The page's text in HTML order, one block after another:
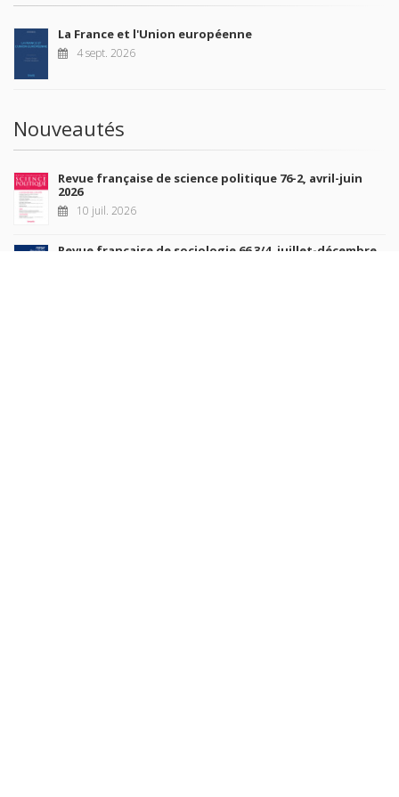
La France et l'Union européenne
4 sept. 2026
Nouveautés
Revue française de science politique 76-2, avril-juin
2026
10 juil. 2026
Revue française de sociologie 66 3/4, juillet-décembre